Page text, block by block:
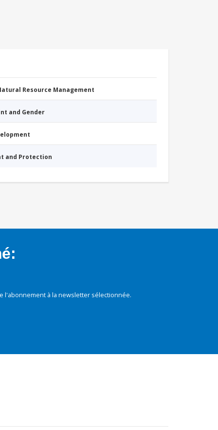
Resource Management
and Gender
and Protection
à la newsletter sélectionnée.